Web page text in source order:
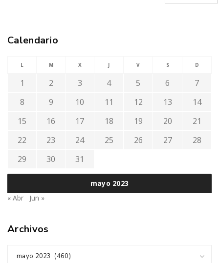
Calendario
mayo 2023
L M X J V S D
1 2 3 4 5 6
7
8
9 10 11 12 13
14
15
16 17 18 19 20
21
22
23 24 25 26 27
28
29
30 31
« Abr Jun »
Archivos
mayo 2023 (460)